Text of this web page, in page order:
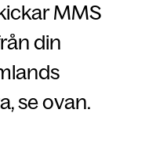
MMS
din
se ovan.